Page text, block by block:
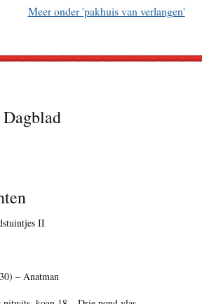
Meer onder 'pakhuis van verlangen'
II
– Anatman